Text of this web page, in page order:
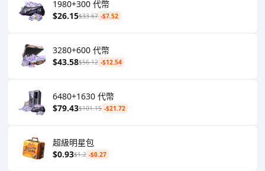
1980+300 代幣
$26.15$33.67 -$7.52
3280+600 代幣
$43.58$56.12 -$12.54
6480+1630 代幣
$79.43$101.15 -$21.72
超級明星包
$0.93$1.2 -$0.27